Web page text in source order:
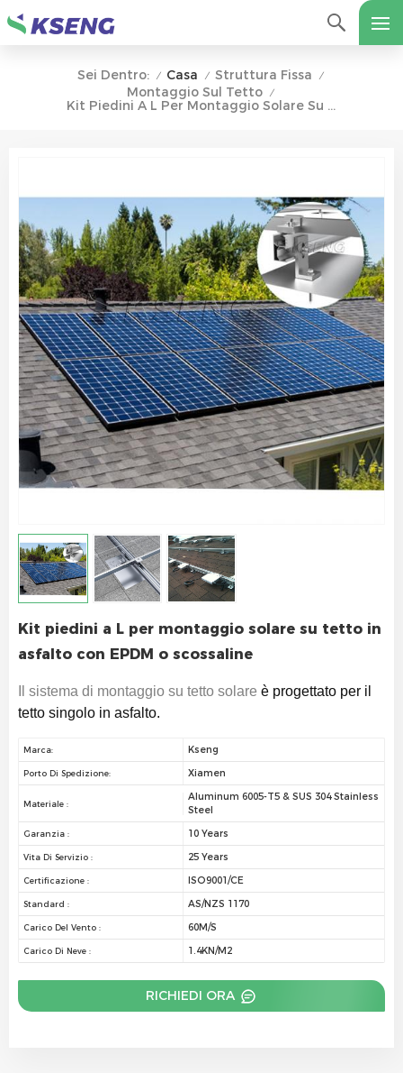
Sei Dentro: / Casa / Struttura Fissa /
Montaggio Sul Tetto /
Kit Piedini A L Per Montaggio Solare Su Tetto In Asfalto Con EPDM O Scossaline
Kit piedini a L per montaggio solare su tetto in
asfalto con EPDM o scossaline
Il sistema di montaggio su tetto solare è progettato per il
tetto singolo in asfalto.
Marca: Kseng
Porto Di Spedizione: Xiamen
Materiale :
Aluminum 6005-T5 & SUS 304 Stainless
Steel
Garanzia : 10 Years
Vita Di Servizio : 25 Years
Certificazione : ISO9001/CE
Standard : AS/NZS 1170
Carico Del Vento : 60M/S
Carico Di Neve : 1.4KN/M2
RICHIEDI ORA